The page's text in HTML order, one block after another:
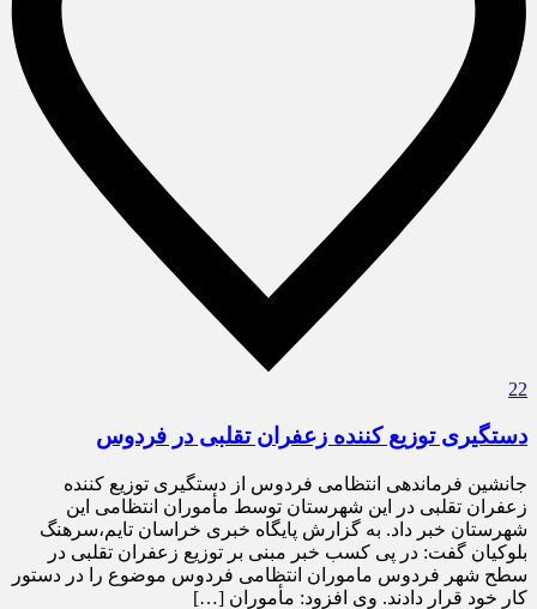
22
دستگیری توزیع کننده زعفران تقلبی در فردوس
جانشین فرماندهی انتظامی فردوس از دستگیری توزیع کننده
زعفران تقلبی در این شهرستان توسط مأموران انتظامی این
شهرستان خبر داد. به گزارش پایگاه خبری خراسان تایم،سرهنگ
بلوکیان گفت: در پی کسب خبر مبنی بر توزیع زعفران تقلبی در
سطح شهر فردوس ماموران انتظامی فردوس موضوع را در دستور
کار خود قرار دادند. وی افزود: مأموران […]